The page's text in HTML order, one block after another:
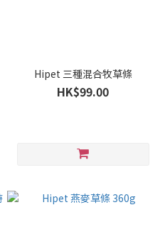
Hipet 三種混合牧草條
HK$99.00